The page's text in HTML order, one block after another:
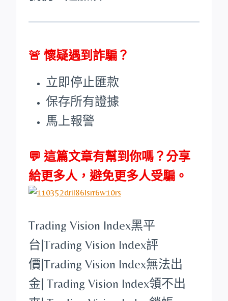
🚨 懷疑遇到詐騙？
立即停止匯款
保存所有證據
馬上報警
💬 這篇文章有幫到你嗎？分享
給更多人，避免更多人受騙。
Trading Vision Index黑平
台|Trading Vision Index評
價|Trading Vision Index無法出
金| Trading Vision Index領不出